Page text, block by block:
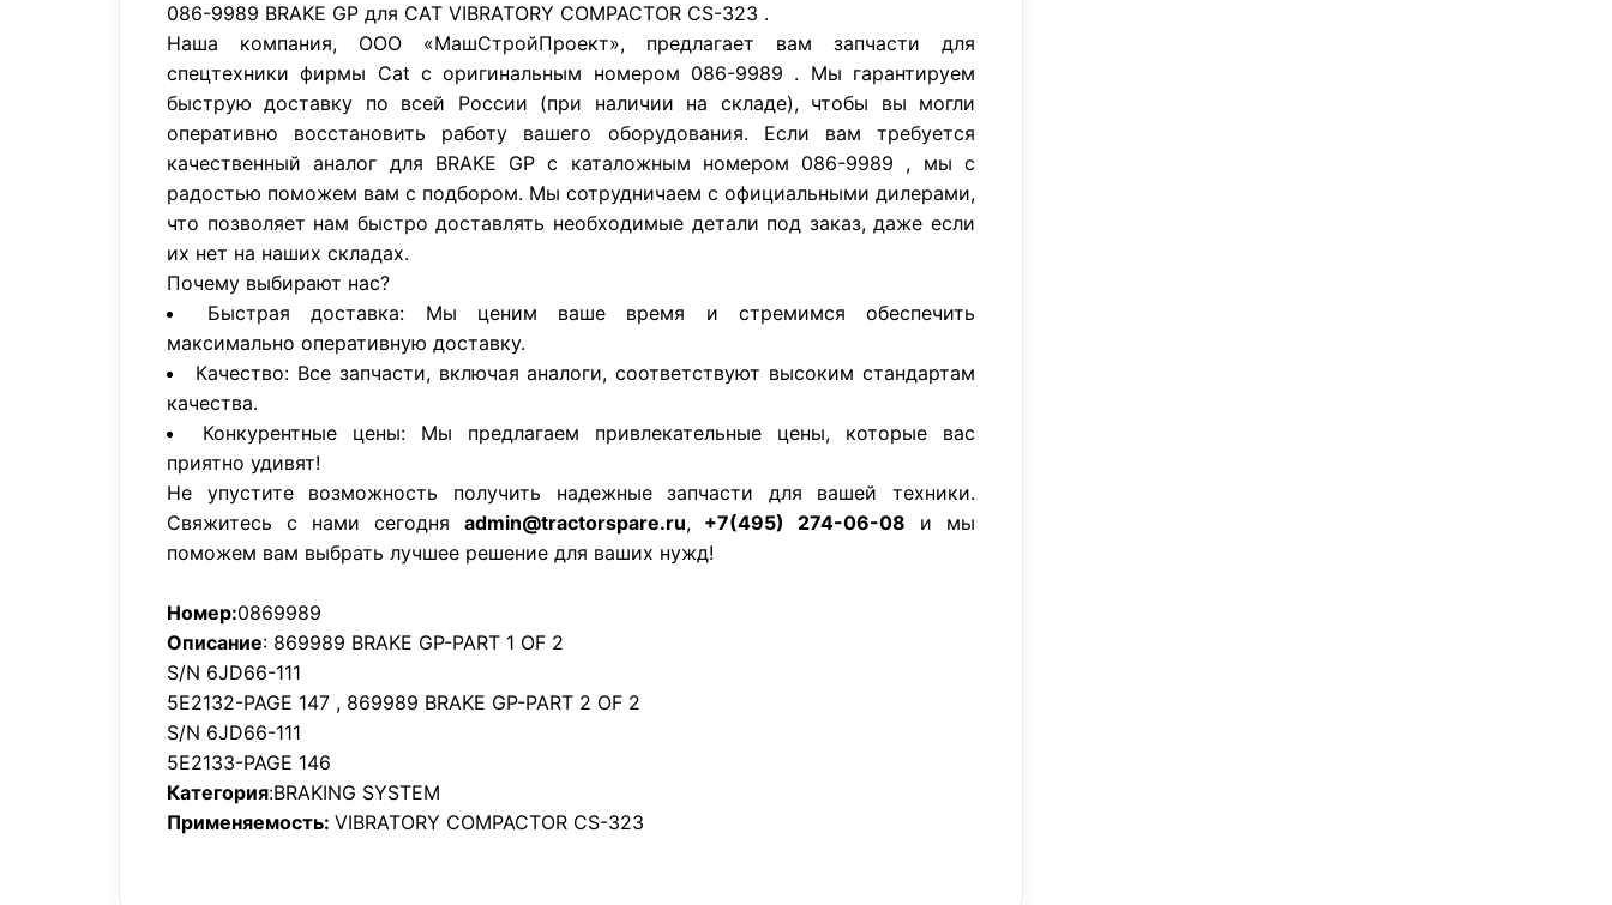
086-9989 BRAKE GP для CAT VIBRATORY COMPACTOR CS-323 .
Наша компания, ООО «МашСтройПроект», предлагает вам запчасти для
спецтехники фирмы Cat с оригинальным номером 086-9989 . Мы гарантируем
быструю доставку по всей России (при наличии на складе), чтобы вы могли
оперативно восстановить работу вашего оборудования. Если вам требуется
качественный аналог для BRAKE GP с каталожным номером 086-9989 , мы с
радостью поможем вам с подбором. Мы сотрудничаем с официальными дилерами,
что позволяет нам быстро доставлять необходимые детали под заказ, даже если
их нет на наших складах.
Почему выбирают нас?
Быстрая доставка: Мы ценим ваше время и стремимся обеспечить
максимально оперативную доставку.
Качество: Все запчасти, включая аналоги, соответствуют высоким стандартам
качества.
Конкурентные цены: Мы предлагаем привлекательные цены, которые вас
приятно удивят!
Не упустите возможность получить надежные запчасти для вашей техники.
Свяжитесь с нами сегодня admin@tractorspare.ru, +7(495) 274-06-08 и мы
поможем вам выбрать лучшее решение для ваших нужд!
Номер:0869989
Описание: 869989 BRAKE GP-PART 1 OF 2
S/N 6JD66-111
5E2132-PAGE 147 , 869989 BRAKE GP-PART 2 OF 2
S/N 6JD66-111
5E2133-PAGE 146
Категория:BRAKING SYSTEM
Применяемость: VIBRATORY COMPACTOR CS-323